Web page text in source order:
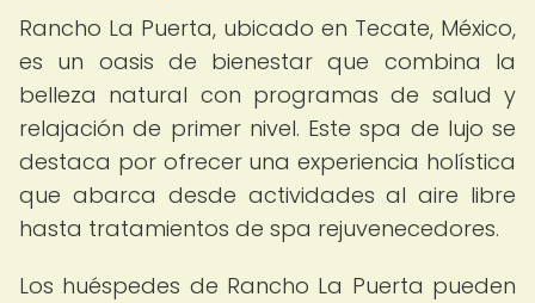
Rancho La Puerta, ubicado en Tecate, México,
es un oasis de bienestar que combina la
belleza natural con programas de salud y
relajación de primer nivel. Este spa de lujo se
destaca por ofrecer una experiencia holística
que abarca desde actividades al aire libre
hasta tratamientos de spa rejuvenecedores.
Los huéspedes de Rancho La Puerta pueden